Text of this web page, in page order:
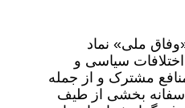
ملی» نماد
سیاسی و
مشترک و از جمله
بخشی از طیف